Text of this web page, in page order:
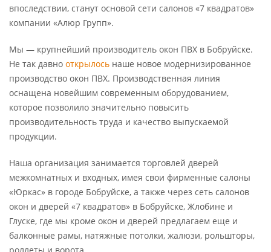
впоследствии, станут основой сети салонов «7 квадратов»
компании «Алюр Групп».
Мы — крупнейший производитель окон ПВХ в Бобруйске.
Не так давно открылось наше новое модернизированное
производство окон ПВХ. Производственная линия
оснащена новейшим современным оборудованием,
которое позволило значительно повысить
производительность труда и качество выпускаемой
продукции.
Наша организация занимается торговлей дверей
межкомнатных и входных, имея свои фирменные салоны
«Юркас» в городе Бобруйске, а также через сеть салонов
окон и дверей «7 квадратов» в Бобруйске, Жлобине и
Глуске, где мы кроме окон и дверей предлагаем еще и
балконные рамы, натяжные потолки, жалюзи, рольшторы,